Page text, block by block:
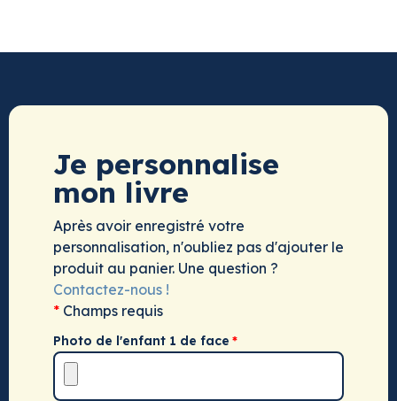
Je personnalise
mon livre
Après avoir enregistré votre
personnalisation, n'oubliez pas d'ajouter le
produit au panier. Une question ?
Contactez-nous !
* Champs requis
Photo de l'enfant 1 de face